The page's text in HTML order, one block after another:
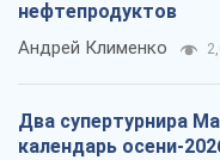
нефтепродуктов
Андрей Клименко
Два супертурнира
календарь осени-